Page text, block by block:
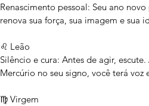
Renascimento pessoal: Seu ano
renova sua força, sua imagem e sua
♌ Leão
Silêncio e cura: Antes de agir,
Mercúrio no seu signo, você terá voz
♍ Virgem